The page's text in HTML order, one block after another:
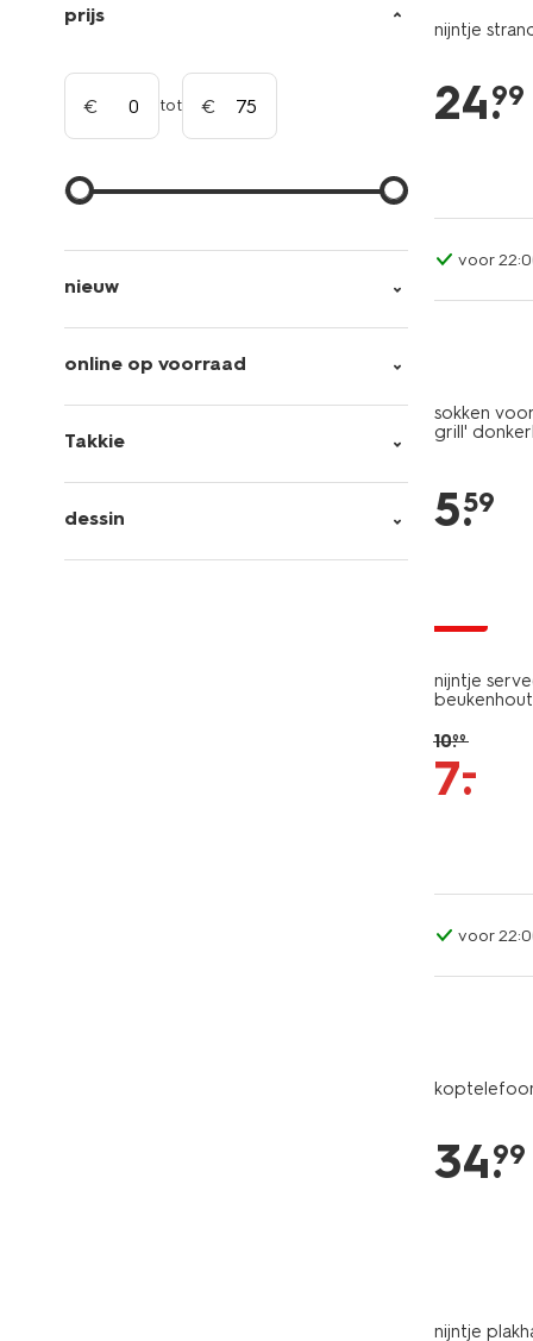
prijs
tot
nieuw
online op voorraad
Takkie
dessin
nijntje
24.
99
voor
sokken
grill'
5.
59
nijntje
beukenhout
10.99
7.
–
voor
34.
99
nijntje